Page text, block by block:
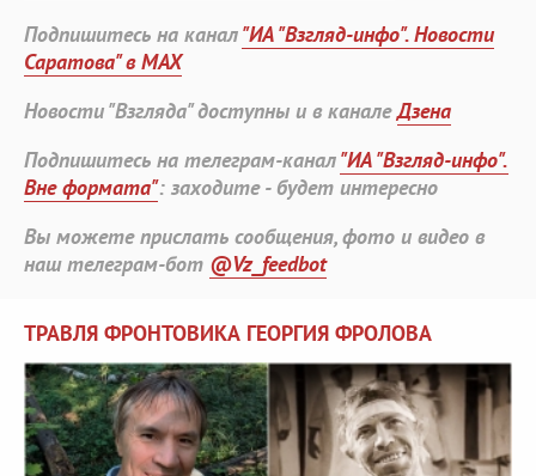
Подпишитесь на канал"ИА "Взгляд-инфо". Новости
Саратова" в MAX
Новости "Взгляда" доступны и в каналеДзена
Подпишитесь на телеграм-канал"ИА "Взгляд-инфо".
Вне формата": заходите - будет интересно
Вы можете прислать сообщения, фото и видео в
наш телеграм-бот @Vz_feedbot
ТРАВЛЯ ФРОНТОВИКА ГЕОРГИЯ ФРОЛОВА